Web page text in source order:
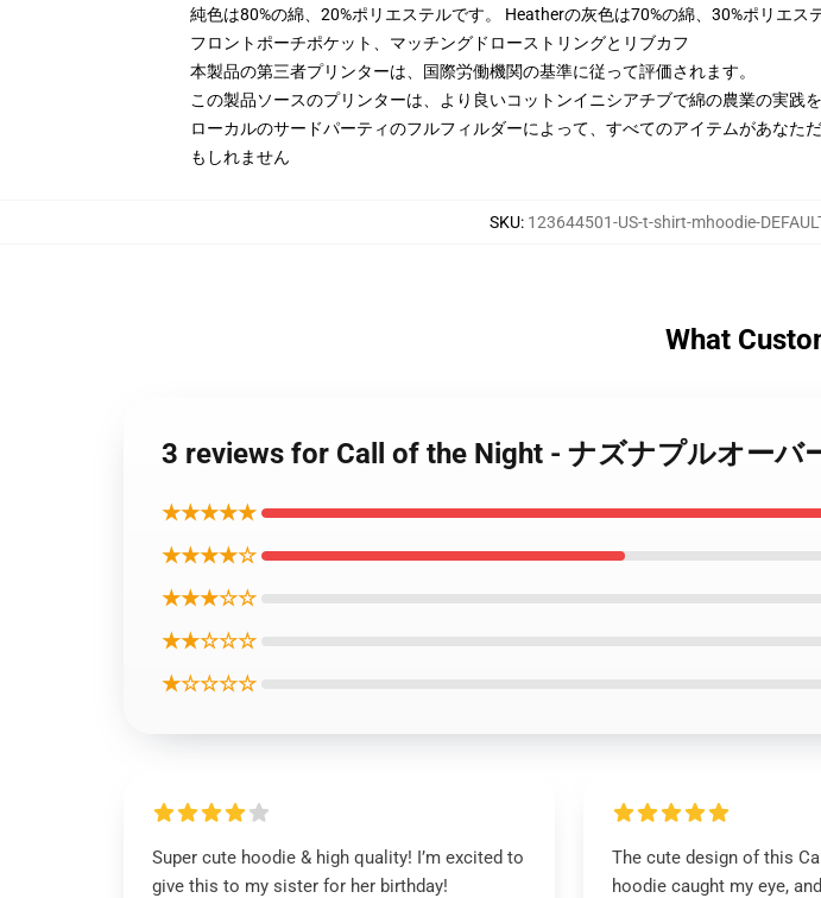
純色は80%の綿、20%ポリエステルです。 Heatherの灰色は70%の綿、30%ポリエ
フロントポーチポケット、マッチングドローストリングとリブカフ
本製品の第三者プリンターは、国際労働機関の基準に従って評価されます。
この製品ソースのプリンターは、より良いコットンイニシアチブで綿の農業の実践
ローカルのサードパーティのフルフィルダーによって、すべてのアイテムがあな
もしれません
SKU: 123644501-US-t-shirt-mhoodie-
What
3 reviews for Call of the Night - ナズナプルオーバ
★★★★★
★★★★☆
★★★☆☆
★★☆☆☆
★☆☆☆☆
Super cute hoodie & high quality! I’m excited to
give this to my sister for her birthday!
The cute design of this
hoodie caught my eye,